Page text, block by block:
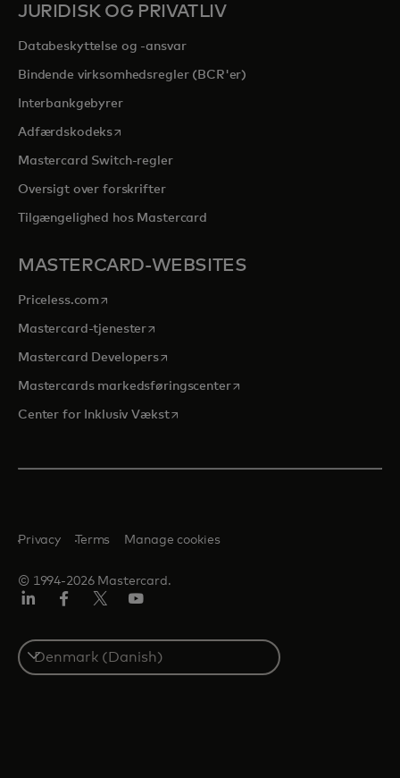
JURIDISK OG PRIVATLIV
Databeskyttelse og -ansvar
Bindende virksomhedsregler (BCR'er)
Interbankgebyrer
Adfærdskodeksopens in a new tab
Mastercard Switch-regler
Oversigt over forskrifter
Tilgængelighed hos Mastercard
MASTERCARD-WEBSITES
Priceless.com opens in a new tab
Mastercard-tjenesteropens in a new tab
Mastercard Developersopens in a new tab
Mastercards markedsføringscenteropens in a new tab
Center for Inklusiv Vækstopens in a new tab
© 1994-2026 Mastercard.
Privacy Terms Manage cookies
Select
a
country